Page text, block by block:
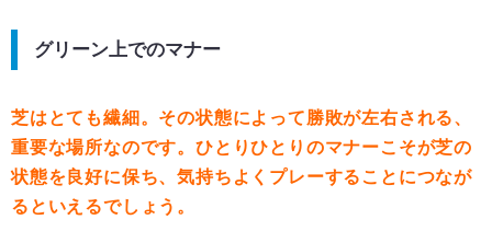
グリーン上でのマナー
芝はとても繊細。その状態によって勝敗が左右される、
重要な場所なのです。 ひとりひとりのマナーこそが芝の
状態を良好に保ち、気持ちよくプレーすることにつなが
るといえるでしょう。